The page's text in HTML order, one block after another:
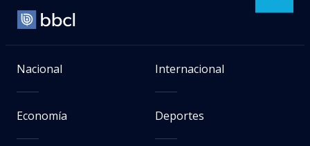
Nacional Internacional
Economía Deportes